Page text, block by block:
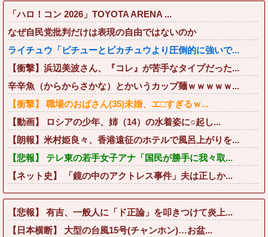
「ハロ！コン 2026」TOYOTA ARENA ...
なぜ自民党批判だけは表現の自由ではないのか
ライチュウ「ピチューとピカチュウより圧倒的に強いで...
【衝撃】浜辺美波さん、『コレ』が苦手なタイプだった...
辛辛魚（からからさかな）とかいうカップ麺ｗｗｗｗｗ...
【衝撃】 職場のおばさん(35)未婚、エ□すぎるｗ...
【動画】 ロシアの少年、姉（14）の水着姿に○起し...
【朗報】米村姫良々、香港遠征のホテルで風呂上がりを...
【悲報】 テレ東の若手女子アナ「国民が勝手に我々取...
【ネット史】 「鏡の中のアクトレス事件」夫は正しか...
【悲報】 有吉、一般人に「ド正論」を叩きつけて炎上...
【日本横断】 大型の台風15号(チャンホン)…お盆...